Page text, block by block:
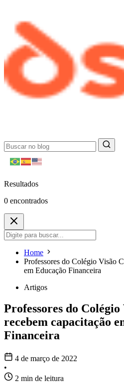
Resultados
0 encontrados
Home
Professores do Colégio Visão
em Educação Financeira
Artigos
Professores do
recebem capacitação
Financeira
4 de março de 2022
•
2 min de leitura